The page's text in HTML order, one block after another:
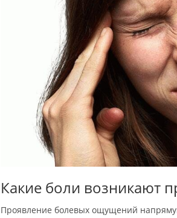
Какие боли возникают
Проявление болевых ощущений